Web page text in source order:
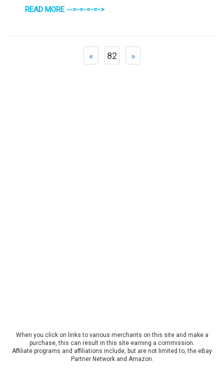
READ MORE --=-=-=-=->
« 82 »
When you click on links to various merchants on this site and make a
purchase, this can result in this site earning a commission.
Affiliate programs and affiliations include, but are not limited to, the eBay
Partner Network and Amazon.